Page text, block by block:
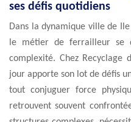
ses défis quotidiens
Dans la dynamique ville de
le métier de ferrailleur se
complexité. Chez Recyclage
jour apporte son lot de défis
tout conjuguer force
retrouvent souvent